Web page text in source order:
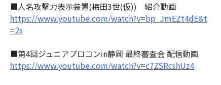
■人名攻撃力表示装置(梅田3世(仮)) 紹介動画
https://www.youtube.com/watch?v=bp_JmEZt4dE&t
=2s
■第4回ジュニアプロコンin静岡 最終審査会 配信動画
https://www.youtube.com/watch?v=c7ZSRcshUz4